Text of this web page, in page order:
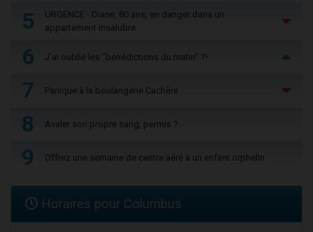
5
URGENCE - Diane, 80 ans, en danger dans un
appartement insalubre
6 J'ai oublié les "bénédictions du matin" ?!
7 Panique à la boulangerie Cachère
8 Avaler son propre sang, permis ?
9 Offrez une semaine de centre aéré à un enfant orphelin
Horaires pour Columbus